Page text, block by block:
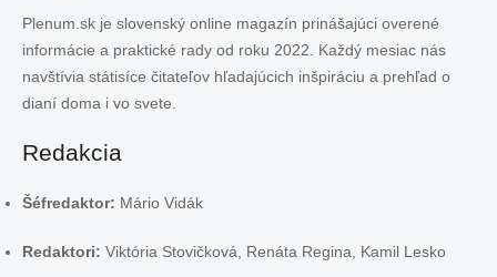
Plenum.sk je slovenský online magazín prinášajúci overené
informácie a praktické rady od roku 2022. Každý mesiac nás
navštívia státisíce čitateľov hľadajúcich inšpiráciu a prehľad o
dianí doma i vo svete.
Redakcia
Šéfredaktor: Mário Vidák
Redaktori: Viktória Stovičková, Renáta Regina, Kamil Lesko